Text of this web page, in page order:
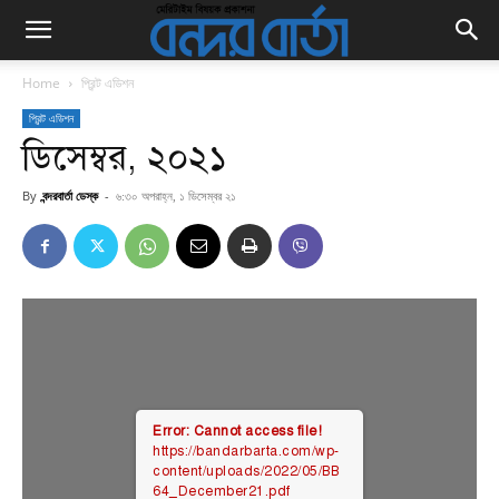
Home প্রিন্ট এডিশন
প্রিন্ট এডিশন
ডিসেম্বর, ২০২১
By বন্দরবার্তা ডেস্ক - ৬:৩০ অপরাহ্ন, ১ ডিসেম্বর ২১
Error: Cannot access file!
https://bandarbarta.com/wp-
content/uploads/2022/05/BB
64_December21.pdf